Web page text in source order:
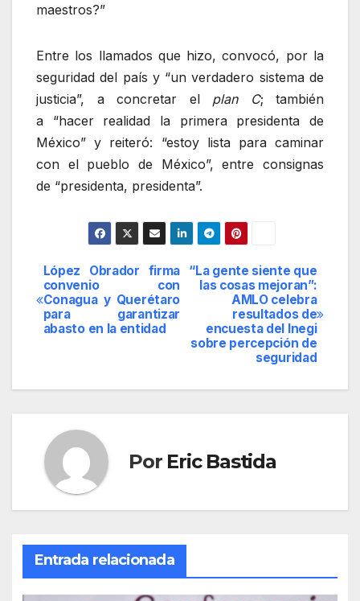
maestros?
Entre los llamados que hizo, convocó, por la
seguridad del país y
un verdadero sistema de
justicia , a concretar el plan C; también
a
hacer realidad la primera presidenta de
México
y reiteró:
estoy lista para caminar
con el pueblo de México , entre consignas
de
presidenta, presidenta .
Navegación
de
“La gente siente que
las cosas mejoran”:
AMLO celebra
resultados de
encuesta del Inegi
sobre percepción de
seguridad
López Obrador firma
convenio con
Conagua y Querétaro
para garantizar
abasto en la entidad
Por Eric Bastida
Entrada relacionada